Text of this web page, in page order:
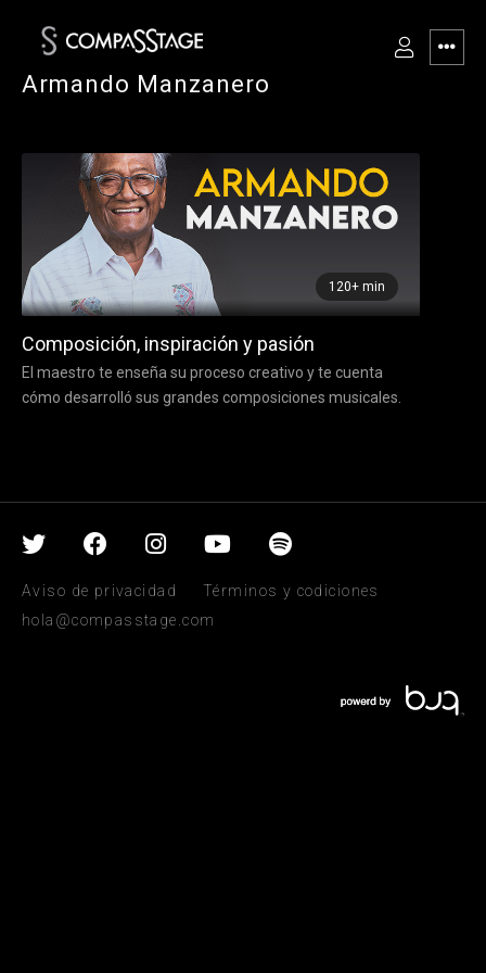
Armando Manzanero
120+ min
Composición, inspiración y pasión
El maestro te enseña su proceso creativo y te cuenta
cómo desarrolló sus grandes composiciones musicales.
Aviso de privacidad
Términos y codiciones
hola@compasstage.com